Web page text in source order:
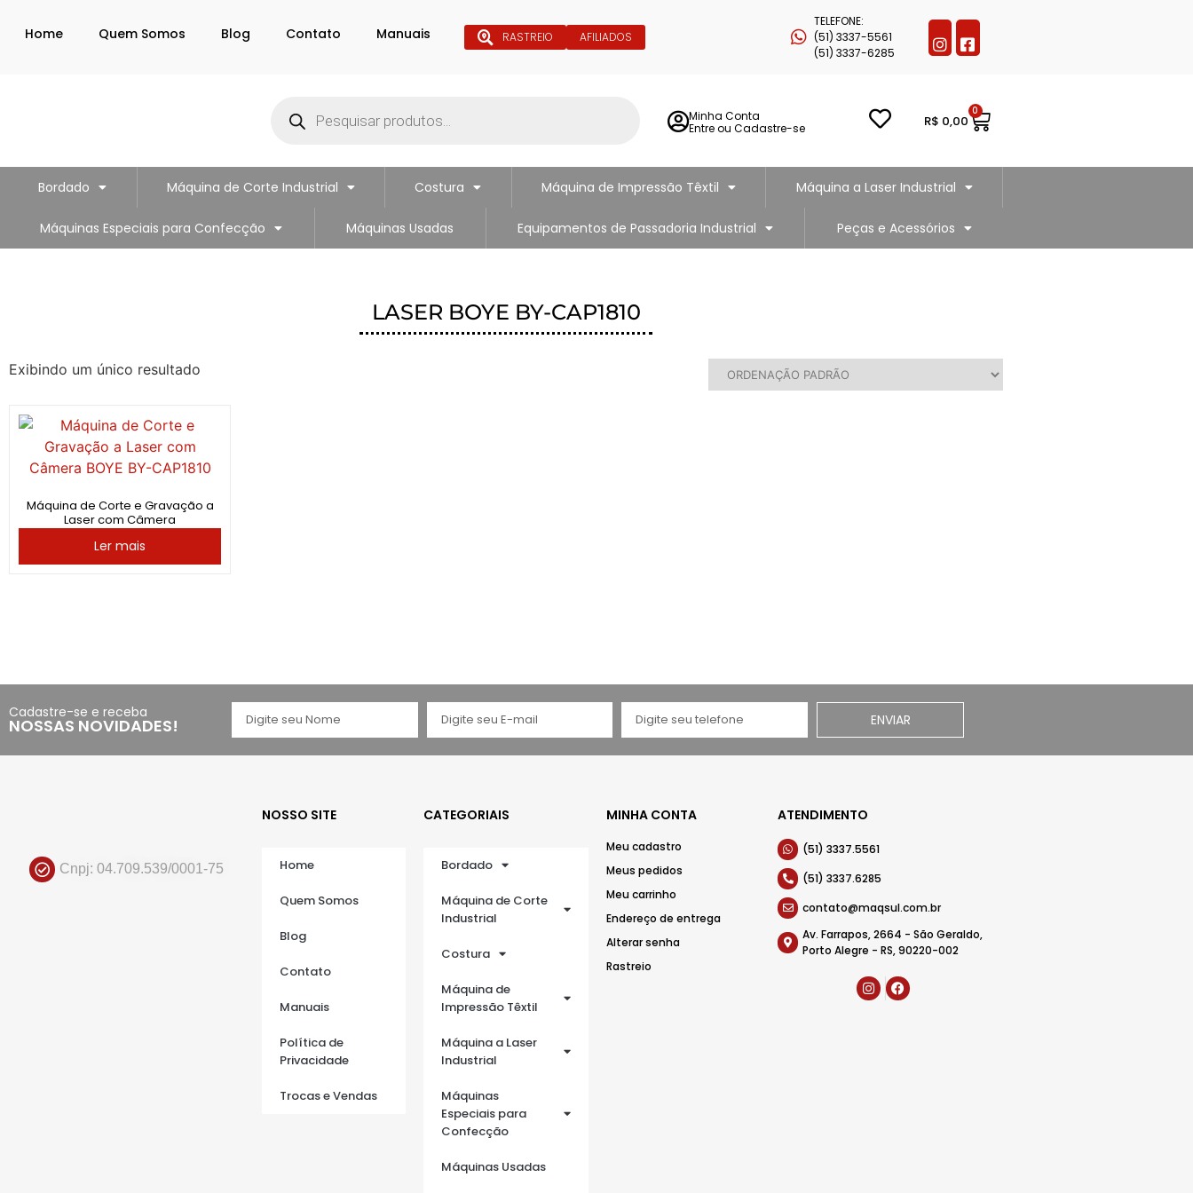
Home Quem Somos Blog Contato Manuais RASTREIO AFILIADOS
TELEFONE:
(51) 3337-5561
(51) 3337-6285
Minha Conta
Entre ou Cadastre-se
R$ 0,00
0
Bordado Máquina de Corte Industrial Costura Máquina de Impressão Têxtil Máquina a Laser Industrial
Máquinas Especiais para Confecção Máquinas Usadas Equipamentos de Passadoria Industrial Peças e Acessórios
LASER BOYE BY-CAP1810
Exibindo um único resultado
Máquina de Corte e Gravação a
Laser com Câmera
Ler mais
Cadastre-se e receba
NOSSAS NOVIDADES! ENVIAR
Cnpj: 04.709.539/0001-75
NOSSO SITE
Home
Quem Somos
Blog
Contato
Manuais
Política de
Privacidade
Trocas e Vendas
CATEGORIAIS
Bordado
Máquina de Corte
Industrial
Costura
Máquina de
Impressão Têxtil
Máquina a Laser
Industrial
Máquinas
Especiais para
Confecção
Máquinas Usadas
MINHA CONTA
Meu cadastro
Meus pedidos
Meu carrinho
Endereço de entrega
Alterar senha
Rastreio
ATENDIMENTO
(51) 3337.5561
(51) 3337.6285
contato@maqsul.com.br
Av. Farrapos, 2664 - São Geraldo,
Porto Alegre - RS, 90220-002